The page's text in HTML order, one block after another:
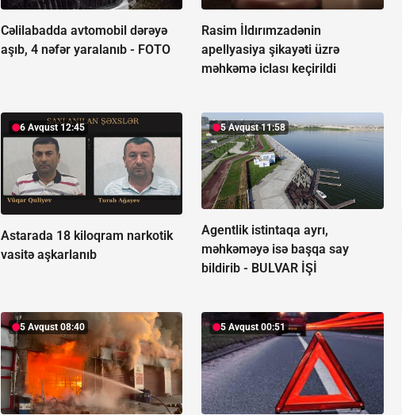
Cəlilabadda avtomobil dərəyə
aşıb, 4 nəfər yaralanıb - FOTO
Rasim İldırımzadənin
apellyasiya şikayəti üzrə
məhkəmə iclası keçirildi
6 Avqust 12:45
Astarada 18 kiloqram narkotik
vasitə aşkarlanıb
5 Avqust 11:58
Agentlik istintaqa ayrı,
məhkəməyə isə başqa say
bildirib - BULVAR İŞİ
5 Avqust 08:40 5 Avqust 00:51